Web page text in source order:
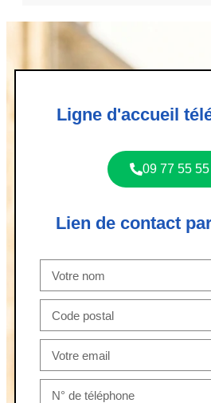
Ligne d'accueil
09 77 55
Lien de contact